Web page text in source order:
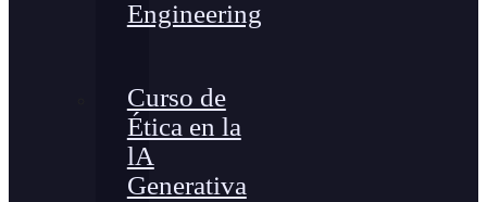
Engineering
Curso de
Ética en la
lA
Generativa